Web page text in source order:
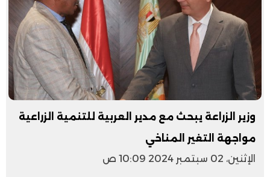
وزير الزراعة يبحث مع مدير العربية للتنمية الزراعية
مواجهة التغير المناخي
الإثنين، 02 سبتمبر 2024 10:09 ص